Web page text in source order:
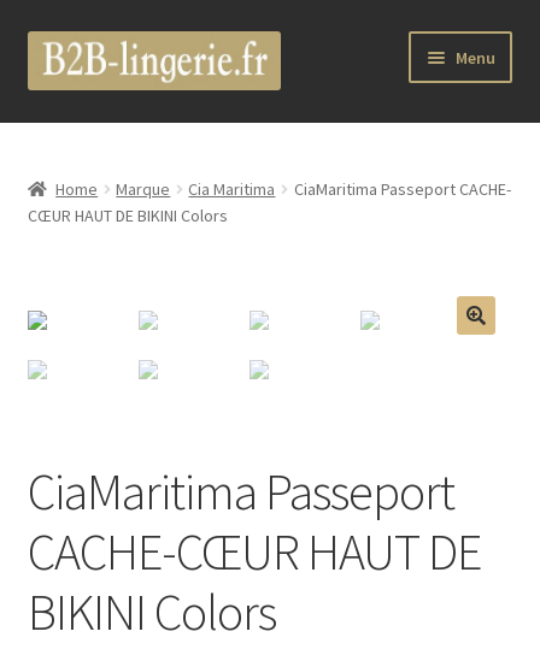
Aller
Aller
au
Menu
B2B Lingerie Site Officiel
Wholesale Registration Page
Boutique
Marques
Femme
Homme
Maillot de bain Femme
Home Marque Cia Maritima
CiaMaritima Passeport CACHE-
CŒUR HAUT DE BIKINI Colors
CiaMaritima Passeport
CACHE-CŒUR HAUT DE
BIKINI Colors